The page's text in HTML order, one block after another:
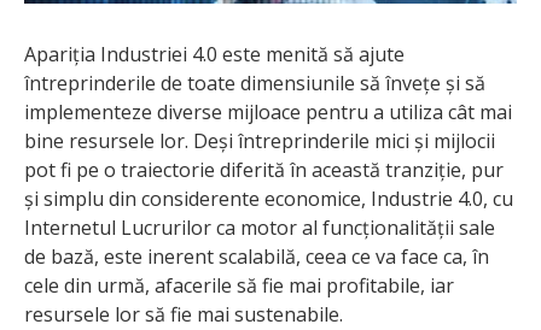
Apariția Industriei 4.0 este menită să ajute
întreprinderile de toate dimensiunile să învețe și să
implementeze diverse mijloace pentru a utiliza cât mai
bine resursele lor. Deși întreprinderile mici și mijlocii
pot fi pe o traiectorie diferită în această tranziție, pur
și simplu din considerente economice, Industrie 4.0, cu
Internetul Lucrurilor ca motor al funcționalității sale
de bază, este inerent scalabilă, ceea ce va face ca, în
cele din urmă, afacerile să fie mai profitabile, iar
resursele lor să fie mai sustenabile.